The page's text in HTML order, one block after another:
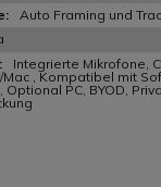
Auto Framing und
Integrierte Mikrofone,
, Kompatibel mit
PC, BYOD,